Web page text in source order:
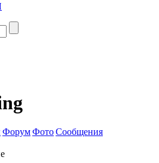
ФорумФотоСообщения